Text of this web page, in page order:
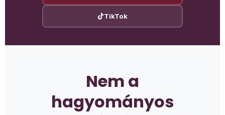
TikTok
Nem a
hagyományos